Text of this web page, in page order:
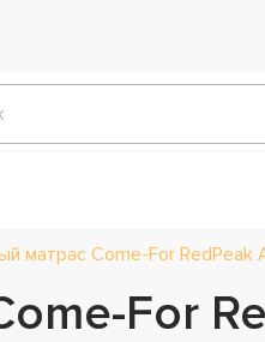
матрас Come-For RedPeak
For